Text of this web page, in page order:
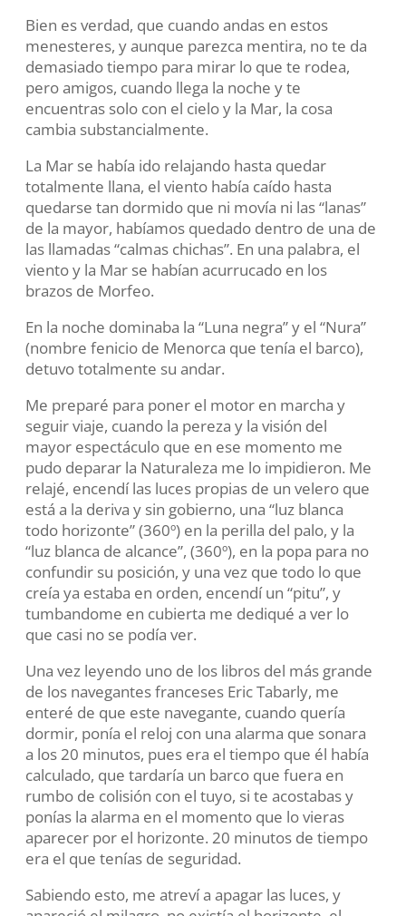
Bien es verdad, que cuando andas en estos
menesteres, y aunque parezca mentira, no te da
demasiado tiempo para mirar lo que te rodea,
pero amigos, cuando llega la noche y te
encuentras solo con el cielo y la Mar, la cosa
cambia substancialmente.
La Mar se había ido relajando hasta quedar
totalmente llana, el viento había caído hasta
quedarse tan dormido que ni movía ni las “lanas”
de la mayor, habíamos quedado dentro de una de
las llamadas “calmas chichas”. En una palabra, el
viento y la Mar se habían acurrucado en los
brazos de Morfeo.
En la noche dominaba la “Luna negra” y el “Nura”
(nombrefenicio de Menorca que tenía el barco),
detuvo totalmente su andar.
Me preparé para poner el motor en marcha y
seguir viaje, cuando la pereza y la visión del
mayor espectáculo que en ese momento me
pudo deparar la Naturaleza me lo impidieron. Me
relajé, encendí las luces propias de un velero que
está a la deriva y sin gobierno, una “luz blanca
todo horizonte” (360º) en la perilla del palo, y la
“luz blanca de alcance”, (360º), en la popa para no
confundir su posición, y una vez que todo lo que
creía ya estaba en orden, encendí un “pitu”, y
tumbandome en cubierta me dediqué a ver lo
que casi no se podía ver.
Una vez leyendo uno de los libros del más grande
de los navegantes franceses Eric Tabarly, me
enteré de que este navegante, cuando quería
dormir, ponía el reloj con una alarma que sonara
a los 20 minutos, pues era el tiempo que él había
calculado, que tardaría un barco que fuera en
rumbo de colisión con el tuyo, si te acostabas y
ponías la alarma en el momento que lo vieras
aparecer por el horizonte. 20 minutos de tiempo
era el que tenías de seguridad.
Sabiendo esto, me atreví a apagar las luces, y